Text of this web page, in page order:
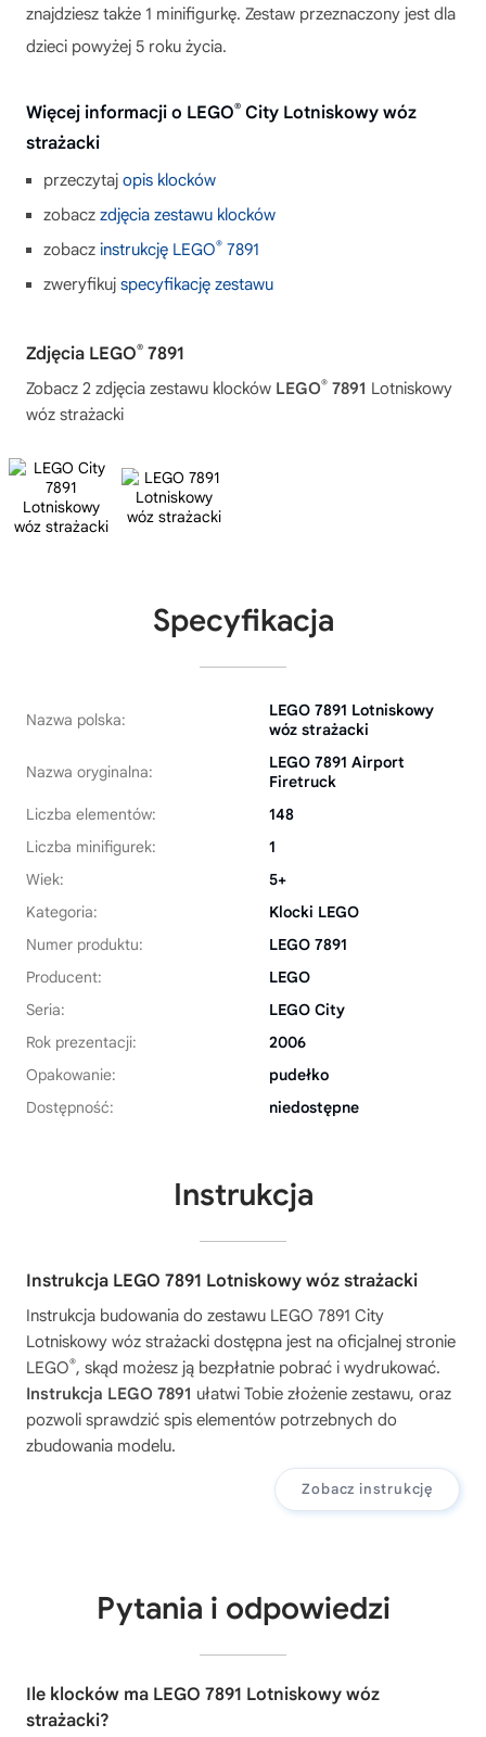
znajdziesz także 1 minifigurkę. Zestaw przeznaczony jest dla
dzieci powyżej 5 roku życia.
Więcej informacji o LEGO® City Lotniskowy wóz
strażacki
przeczytaj opis klocków
zobacz zdjęcia zestawu klocków
zobacz instrukcję LEGO® 7891
zweryfikuj specyfikację zestawu
Zdjęcia LEGO® 7891
Zobacz 2 zdjęcia zestawu klocków LEGO® 7891 Lotniskowy
wóz strażacki
Specyfikacja
Nazwa polska:
LEGO 7891 Lotniskowy
wóz strażacki
Nazwa oryginalna:
LEGO 7891 Airport
Firetruck
Liczba elementów:
148
Liczba minifigurek:
1
Wiek:
5+
Kategoria:
Klocki LEGO
Numer produktu:
LEGO 7891
Producent:
LEGO
Seria:
LEGO City
Rok prezentacji:
2006
Opakowanie:
pudełko
Dostępność:
niedostępne
Instrukcja
Instrukcja LEGO 7891 Lotniskowy wóz strażacki
Instrukcja budowania do zestawu LEGO 7891 City
Lotniskowy wóz strażacki dostępna jest na oficjalnej stronie
LEGO®, skąd możesz ją bezpłatnie pobrać i wydrukować.
Instrukcja LEGO 7891 ułatwi Tobie złożenie zestawu, oraz
pozwoli sprawdzić spis elementów potrzebnych do
zbudowania modelu.
Zobacz instrukcję
Pytania i odpowiedzi
Ile klocków ma LEGO 7891 Lotniskowy wóz
strażacki?